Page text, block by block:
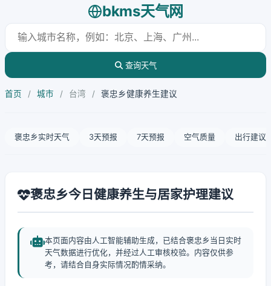
bkms天气网
查询天气
首页 / 城市 / 台湾 / 褒忠乡健康养生建议
褒忠乡实时天气 3天预报 7天预报 空气质量 出行建议
褒忠乡今日健康养生与居家护理建议
本页面内容由人工智能辅助生成，已结合褒忠乡当日实时
天气数据进行优化，并经过人工审核校验。内容仅供参
考，请结合自身实际情况酌情采纳。